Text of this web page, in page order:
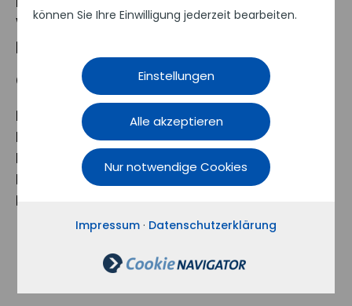
können Sie Ihre Einwilligung jederzeit bearbeiten.
Einstellungen
Alle akzeptieren
Nur notwendige Cookies
Impressum · Datenschutzerklärung
Werte, das die Wahrnehmung der Marke
prägt.
Cross-Channel-Marketing
Eine Marketingstrategie, die verschiedene
Kommunikationskanäle integriert, um eine
konsistente und koordinierte
Kundenansprache über mehrere Plattformen
hinweg zu gewährleisten.
Database-Publishing